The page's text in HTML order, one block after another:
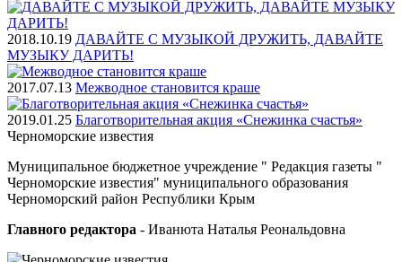
2018.10.19 ДАВАЙТЕ С МУЗЫКОЙ ДРУЖИТЬ, ДАВАЙТЕ
МУЗЫКУ ДАРИТЬ!
2017.07.13 Межводное становится краше
2019.01.25 Благотворительная акция «Снежинка счастья»
Черноморские известия
Муниципальное бюджетное учреждение " Редакция газеты "
Черноморские известия" муниципального образования
Черноморский район Республики Крым
Главного редактора - Иванюта Наталья Реональдовна